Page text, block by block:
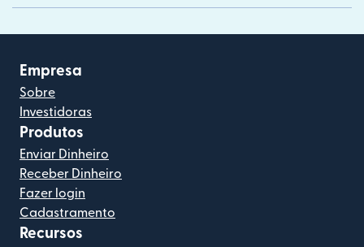
Empresa
Sobre
Investidoras
Produtos
Enviar Dinheiro
Receber Dinheiro
Fazer login
Cadastramento
Recursos